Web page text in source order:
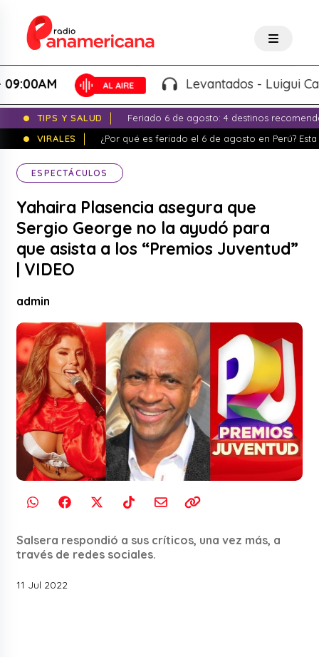
Levantados - Luigui Carbajal
TIPS Y SALUD
Feriado 6 de agosto: 4 destinos
VIRALES
¿Por qué es feriado el 6 de agosto en Perú?
ESPECTÁCULOS
Yahaira Plasencia asegura que
Sergio George no la ayudó para
que asista a los “Premios Juventud”
| VIDEO
admin
Salsera respondió a sus críticos, una vez más, a
través de redes sociales.
11 Jul 2022